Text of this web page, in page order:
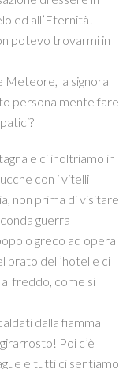
ed all’Eternità!
potevo trovarmi in
Meteore, la signora
personalmente fare
e ci inoltriamo in
con i vitelli
non prima di visitare
guerra
greco ad opera
prato dell’hotel e ci
freddo, come si
dalla fiamma
Poi c’è
e tutti ci sentiamo